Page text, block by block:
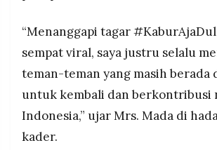
“Menanggapi tagar
sempat viral, saya justru selalu
teman-teman yang masih berada
untuk kembali dan berkontribusi
Indonesia,” ujar Mrs. Mada di
kader.